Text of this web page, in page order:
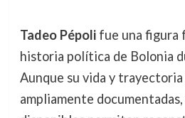
Tadeo Pépolifue una figura
historia política de Bolonia
Aunque su vida y
ampliamente